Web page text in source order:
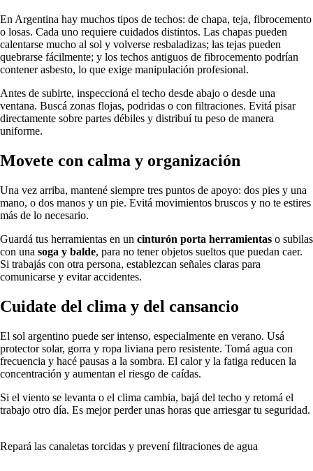
En Argentina hay muchos tipos de techos: de chapa, teja, fibrocemento
o losas. Cada uno requiere cuidados distintos. Las chapas pueden
calentarse mucho al sol y volverse resbaladizas; las tejas pueden
quebrarse fácilmente; y los techos antiguos de fibrocemento podrían
contener asbesto, lo que exige manipulación profesional.
Antes de subirte, inspeccioná el techo desde abajo o desde una
ventana. Buscá zonas flojas, podridas o con filtraciones. Evitá pisar
directamente sobre partes débiles y distribuí tu peso de manera
uniforme.
Movete con calma y organización
Una vez arriba, mantené siempre tres puntos de apoyo: dos pies y una
mano, o dos manos y un pie. Evitá movimientos bruscos y no te estires
más de lo necesario.
Guardá tus herramientas en un cinturón porta herramientas o subilas
con una soga y balde, para no tener objetos sueltos que puedan caer.
Si trabajás con otra persona, establezcan señales claras para
comunicarse y evitar accidentes.
Cuidate del clima y del cansancio
El sol argentino puede ser intenso, especialmente en verano. Usá
protector solar, gorra y ropa liviana pero resistente. Tomá agua con
frecuencia y hacé pausas a la sombra. El calor y la fatiga reducen la
concentración y aumentan el riesgo de caídas.
Si el viento se levanta o el clima cambia, bajá del techo y retomá el
trabajo otro día. Es mejor perder unas horas que arriesgar tu seguridad.
Repará las canaletas torcidas y prevení filtraciones de agua